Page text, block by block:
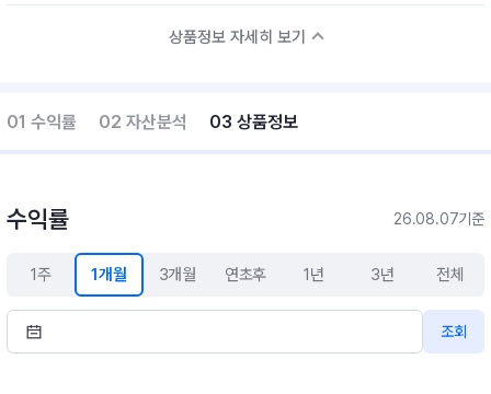
상품정보 자세히 보기
01 수익률 02 자산분석 03 상품정보
수익률 26.08.07기준
1주 1개월 3개월 연초후 1년 3년 전체
조회